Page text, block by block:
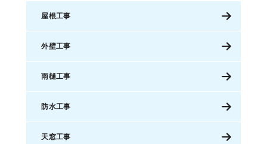
屋根工事
外壁工事
雨樋工事
防水工事
天窓工事